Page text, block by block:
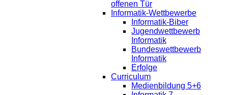
offenen Tür
Informatik-Wettbewerbe
Informatik-Biber
Jugendwettbewerb
Informatik
Bundeswettbewerb
Informatik
Erfolge
Curriculum
Medienbildung 5+6